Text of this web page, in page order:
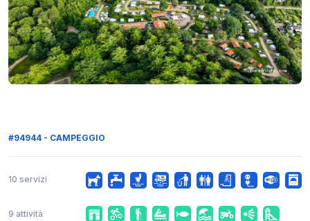
#94944 - CAMPEGGIO
10 servizi
9 attività